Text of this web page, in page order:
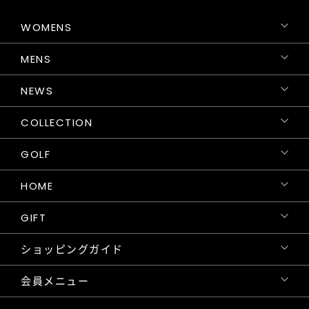
WOMENS
MENS
NEWS
COLLECTION
GOLF
HOME
GIFT
ショッピングガイド
会員メニュー